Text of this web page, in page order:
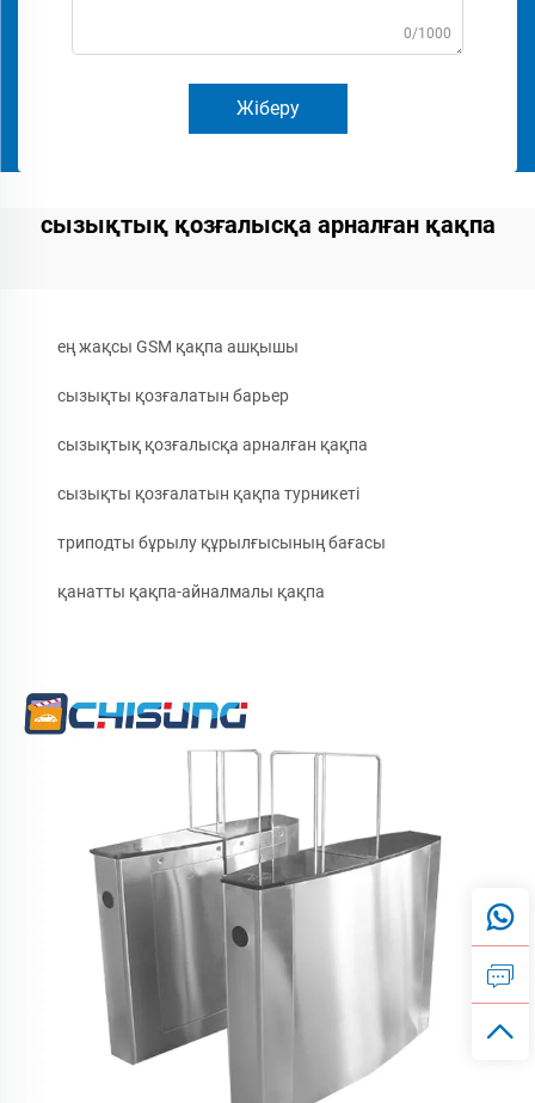
0/1000
Жіберу
сызықтық қозғалысқа арналған қақпа
ең жақсы GSM қақпа ашқышы
сызықты қозғалатын барьер
сызықтық қозғалысқа арналған қақпа
сызықты қозғалатын қақпа турникеті
триподты бұрылу құрылғысының бағасы
қанатты қақпа-айналмалы қақпа